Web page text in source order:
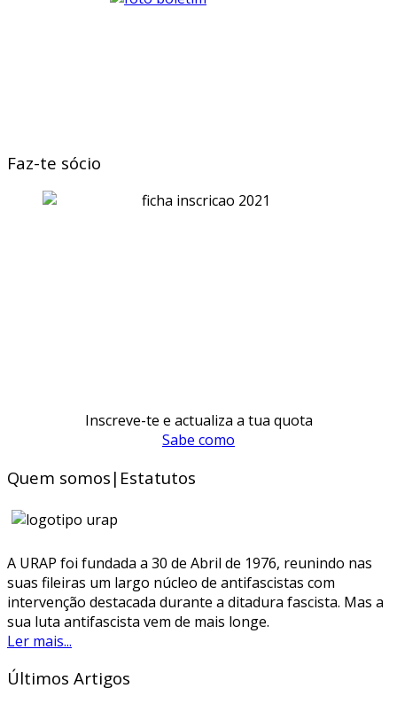
Faz-te sócio
Inscreve-te e actualiza a tua quota
Sabe como
Quem somos|Estatutos
A URAP foi fundada a 30 de Abril de 1976, reunindo nas
suas fileiras um largo núcleo de antifascistas com
intervenção destacada durante a ditadura fascista. Mas a
sua luta antifascista vem de mais longe.
Ler mais...
Últimos Artigos